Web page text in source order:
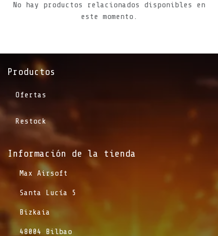
No hay productos relacionados disponibles en
este momento.
Productos
Ofertas
Restock
Información de la tienda​
​Max Airsoft
​Santa Lucía 5
​Bizkaia
​48004 Bilbao